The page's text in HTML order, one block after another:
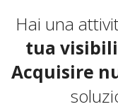
Hai una
tua
Acquisire